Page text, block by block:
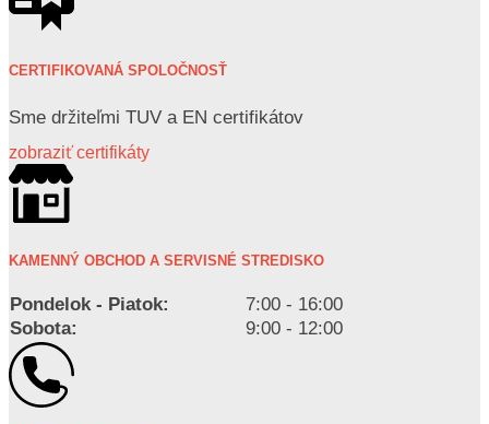
CERTIFIKOVANÁ SPOLOČNOSŤ
Sme držiteľmi TUV a EN certifikátov
zobraziť certifikáty
KAMENNÝ OBCHOD A SERVISNÉ STREDISKO
Pondelok - Piatok:
7:00 - 16:00
Sobota:
9:00 - 12:00